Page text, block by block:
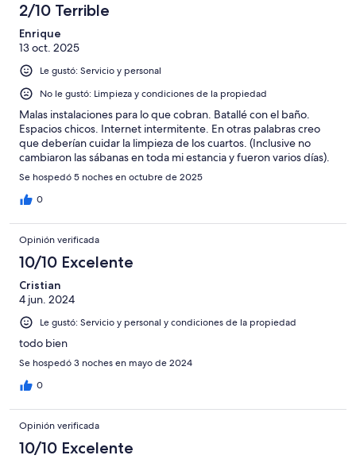
2/10 Terrible
Enrique
13 oct. 2025
Le gustó: Servicio y personal
No le gustó: Limpieza y condiciones de la propiedad
Malas instalaciones para lo que cobran. Batallé con el baño.
Espacios chicos. Internet intermitente. En otras palabras creo
que deberían cuidar la limpieza de los cuartos. (Inclusive no
cambiaron las sábanas en toda mi estancia y fueron varios días).
Se hospedó 5 noches en octubre de 2025
0
Opinión verificada
10/10 Excelente
Cristian
4 jun. 2024
Le gustó: Servicio y personal y condiciones de la propiedad
todo bien
Se hospedó 3 noches en mayo de 2024
0
Opinión verificada
10/10 Excelente